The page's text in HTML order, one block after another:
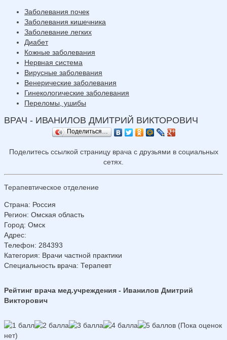
Заболевания почек
Заболевания кишечника
Заболевание легких
Диабет
Кожные заболевания
Нервная система
Вирусные заболевания
Венерические заболевания
Гинекологические заболевания
Переломы, ушибы
ВРАЧ - ИВАНИЛОВ ДМИТРИЙ ВИКТОРОВИЧ
Поделиться…
Поделитесь ссылкой страницу врача с друзьями в социальных
сетях.
Терапевтическое отделение
Страна: Россия
Регион: Омская область
Город: Омск
Адрес:
Телефон: 284393
Категория: Врачи частной практики
Специальность врача: Терапевт
Рейтинг врача мед.учреждения - Иванилов Дмитрий
Викторович
(Пока оценок
нет)